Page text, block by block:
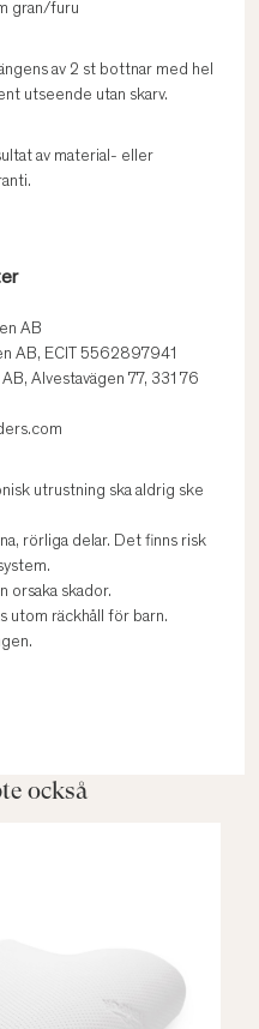
gran/furu
av 2 st bottnar med hel
utseende utan skarv.
av material- eller
AB
AB, ECIT 5562897941
Alvestavägen 77, 331 76
utrustning ska aldrig ske
rörliga delar. Det finns risk
orsaka skador.
utom räckhåll för barn.
också